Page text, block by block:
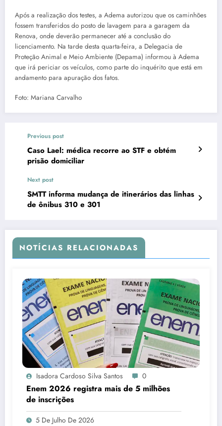
Após a realização dos testes, a Adema autorizou que os caminhões
fossem transferidos do posto de lavagem para a garagem da
Renova, onde deverão permanecer até a conclusão do
licenciamento. Na tarde desta quarta-feira, a Delegacia de
Proteção Animal e Meio Ambiente (Depama) informou à Adema
que irá periciar os veículos, como parte do inquérito que está em
andamento para apuração dos fatos.
Foto: Mariana Carvalho
Previous post
Caso Lael: médica recorre ao STF e obtém
prisão domiciliar
Next post
SMTT informa mudança de itinerários das linhas
de ônibus 310 e 301
NOTÍCIAS RELACIONADAS
Isadora Cardoso Silva Santos 0
Enem 2026 registra mais de 5 milhões
de inscrições
5 De Julho De 2026